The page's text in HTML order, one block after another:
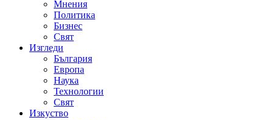
Мнения
Политика
Бизнес
Свят
Изгледи
България
Европа
Наука
Технологии
Свят
Изкуство